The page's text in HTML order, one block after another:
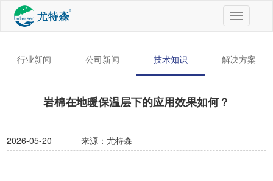
切
换
航
行业新闻 公司新闻 技术知识 解决方案
岩棉在地暖保温层下的应用效果如何？
2026-05-20 来源：尤特森